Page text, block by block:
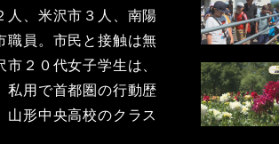
人、米沢市３人、南陽
職員。市民と接触は無
２０代女子学生は、
私用で首都圏の行動歴
山形中央高校のクラス